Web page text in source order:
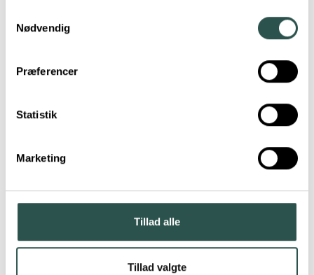
Nødvendig
Præferencer
Statistik
Marketing
Tillad alle
Tillad valgte
Centurion
Christiania Cykler